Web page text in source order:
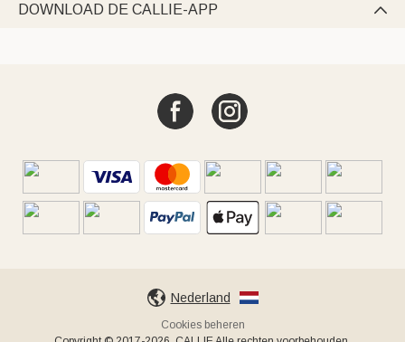
DOWNLOAD DE CALLIE-APP 
Nederland
Cookies beheren